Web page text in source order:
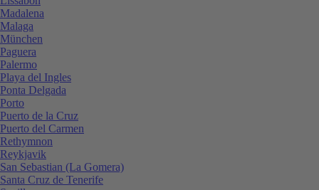
Madalena
Malaga
München
Paguera
Palermo
Playa del Ingles
Ponta Delgada
Porto
Puerto de la Cruz
Puerto del Carmen
Rethymnon
Reykjavik
San Sebastian (La Gomera)
Santa Cruz de Tenerife